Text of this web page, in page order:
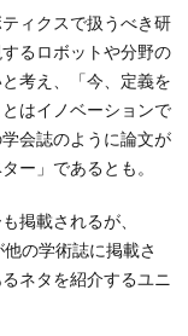
ィクスで扱うべき研
るロボットや分野の
考え、「今、定義を
はイノベーションで
会誌のように論文が
ー」であるとも。
掲載されるが、
の学術誌に掲載さ
ネタを紹介するユニ